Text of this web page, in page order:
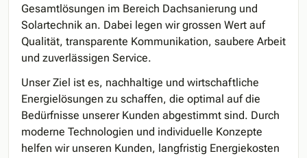
Gesamtlösungen im Bereich Dachsanierung und
Solartechnik an. Dabei legen wir grossen Wert auf
Qualität, transparente Kommunikation, saubere Arbeit
und zuverlässigen Service.
Unser Ziel ist es, nachhaltige und wirtschaftliche
Energielösungen zu schaffen, die optimal auf die
Bedürfnisse unserer Kunden abgestimmt sind. Durch
moderne Technologien und individuelle Konzepte
helfen wir unseren Kunden, langfristig Energiekosten